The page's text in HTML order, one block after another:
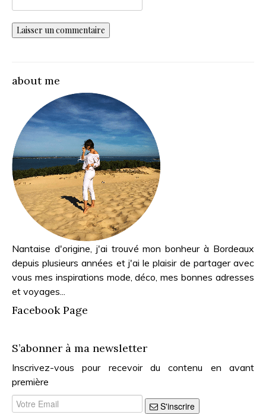
about me
Nantaise d'origine, j'ai trouvé mon bonheur à Bordeaux
depuis plusieurs années et j'ai le plaisir de partager avec
vous mes inspirations mode, déco, mes bonnes adresses
et voyages...
Facebook Page
S’abonner à ma newsletter
Inscrivez-vous pour recevoir du contenu en avant
première
S'inscrire